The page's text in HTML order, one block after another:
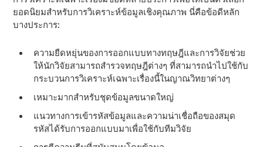
ยอดนิยมสําหรับการวิเคราะห์ข้อมูลเชิงคุณภาพ นี่คือข้อดีหลัก
บางประการ:
ความยืดหยุ่นของการออกแบบทางทฤษฎีและการวิจัยช่วย
ให้นักวิจัยสามารถสํารวจทฤษฎีต่างๆ ที่สามารถนําไปใช้กับ
กระบวนการวิเคราะห์เฉพาะเรื่องนี้ในญาณวิทยาต่างๆ
เหมาะมากสําหรับชุดข้อมูลขนาดใหญ่
แนวทางการเข้ารหัสข้อมูลและความน่าเชื่อถือของสมุด
รหัสได้รับการออกแบบมาเพื่อใช้กับทีมวิจัย